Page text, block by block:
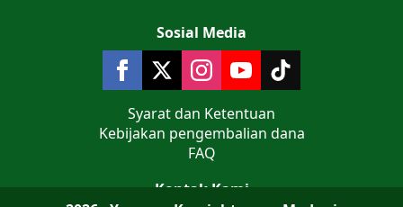
Kontak Kami
Sosial Media
Syarat dan Ketentuan
Kebijakan pengembalian dana
FAQ